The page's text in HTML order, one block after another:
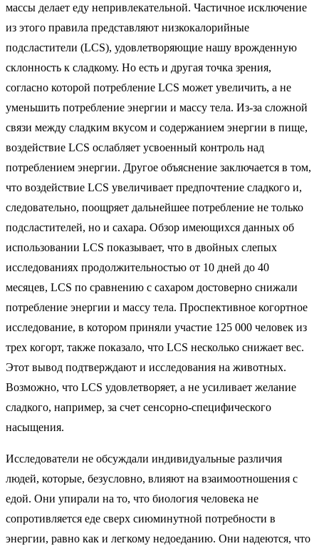
массы делает еду непривлекательной. Частичное исключение
из этого правила представляют низкокалорийные
подсластители (LCS), удовлетворяющие нашу врожденную
склонность к сладкому. Но есть и другая точка зрения,
согласно которой потребление LCS может увеличить, а не
уменьшить потребление энергии и массу тела. Из-за сложной
связи между сладким вкусом и содержанием энергии в пище,
воздействие LCS ослабляет усвоенный контроль над
потреблением энергии. Другое объяснение заключается в том,
что воздействие LCS увеличивает предпочтение сладкого и,
следовательно, поощряет дальнейшее потребление не только
подсластителей, но и сахара. Обзор имеющихся данных об
использовании LCS показывает, что в двойных слепых
исследованиях продолжительностью от 10 дней до 40
месяцев, LCS по сравнению с сахаром достоверно снижали
потребление энергии и массу тела. Проспективное когортное
исследование, в котором приняли участие 125 000 человек из
трех когорт, также показало, что LCS несколько снижает вес.
Этот вывод подтверждают и исследования на животных.
Возможно, что LCS удовлетворяет, а не усиливает желание
сладкого, например, за счет сенсорно-специфического
насыщения.
Исследователи не обсуждали индивидуальные различия
людей, которые, безусловно, влияют на взаимоотношения с
едой. Они упирали на то, что биология человека не
сопротивляется еде сверх сиюминутной потребности в
энергии, равно как и легкому недоеданию. Они надеются, что